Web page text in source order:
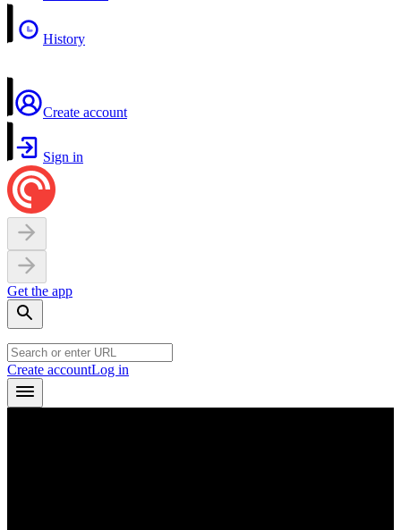
History
Create account
Sign in
Get the app
Create accountLog in